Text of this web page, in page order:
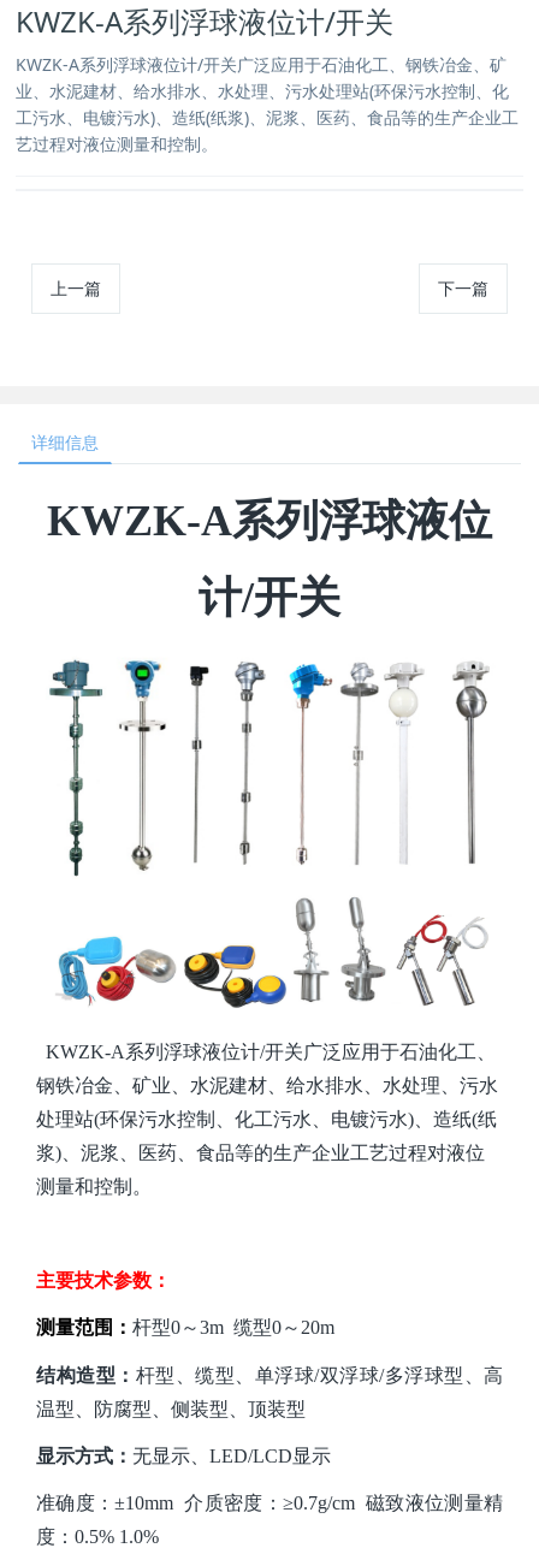
KWZK-A系列浮球液位计/开关
KWZK-A系列浮球液位计/开关广泛应用于石油化工、钢铁冶金、矿
业、水泥建材、给水排水、水处理、污水处理站(环保污水控制、化
工污水、电镀污水)、造纸(纸浆)、泥浆、医药、食品等的生产企业工
艺过程对液位测量和控制。
上一篇 下一篇
详细信息
KWZK-A系列浮球液位
计/开关
KWZK-A系列浮球液位计/开关广泛应用于石油化工、
钢铁冶金
矿业 水泥建材、 给水排水、水处理、污水
处理站(环保污水控制、化工污水、电镀污水)、造纸(纸
浆)、泥浆、医药、食品等的生产企业工艺过程对液位
测量和控制 。
主要技术参数：
测量范围： 杆型0～3m 缆型0～20m
结构造型： 杆型、缆型、单浮球/双浮球/多浮球型、高
温型、防腐型、侧装型、顶装型
显示方式 ： 无显示、 LED/LCD显示
准确度：±10mm 介质密度：≥0.7g/cm 磁致液位测量精
度：0.5% 1.0%